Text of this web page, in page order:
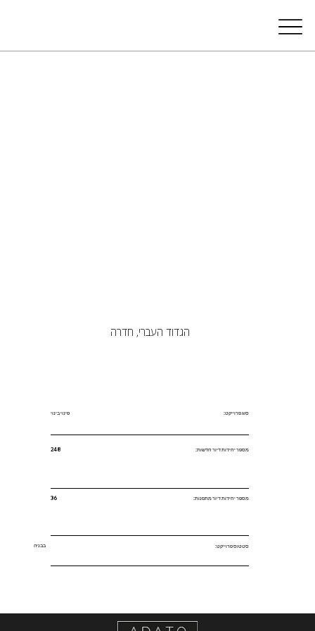
הגדוד העברי, חדרה
פינוי בינוי
36
248
בבניה
מספר יחידות דיור מתפנות:
מספר יחידות דיור חדשות:
סוג פרוייקט:
סטטוס פרוייקט: